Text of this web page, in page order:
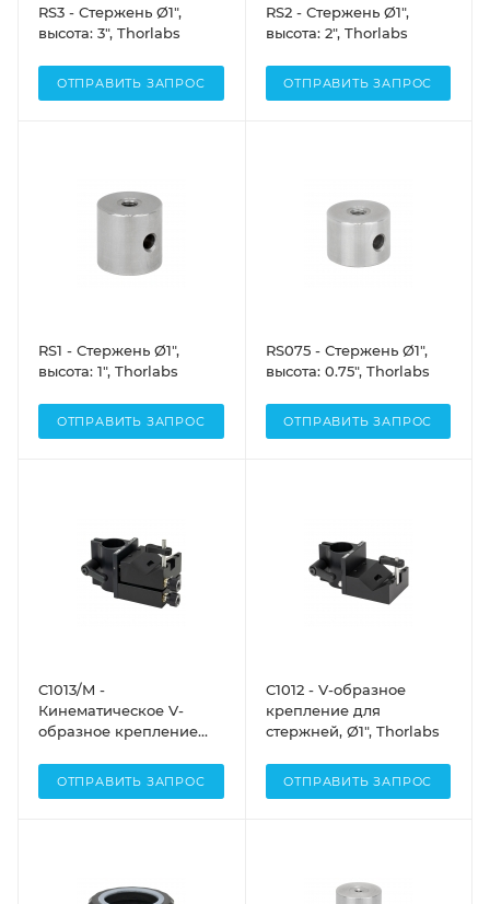
RS3 - Стержень Ø1",
высота: 3", Thorlabs
ОТПРАВИТЬ ЗАПРОС
RS2 - Стержень Ø1",
высота: 2", Thorlabs
ОТПРАВИТЬ ЗАПРОС
RS1 - Стержень Ø1",
высота: 1", Thorlabs
ОТПРАВИТЬ ЗАПРОС
RS075 - Стержень Ø1",
высота: 0.75", Thorlabs
ОТПРАВИТЬ ЗАПРОС
C1013/M -
Кинематическое V-
образное крепление
Thorlabs
ОТПРАВИТЬ ЗАПРОС
C1012 - V-образное
крепление для
стержней, Ø1", Thorlabs
ОТПРАВИТЬ ЗАПРОС